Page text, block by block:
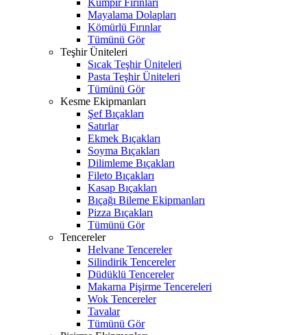
Kumpir Fırınları
Mayalama Dolapları
Kömürlü Fırınlar
Tümünü Gör
Teşhir Üniteleri
Sıcak Teşhir Üniteleri
Pasta Teşhir Üniteleri
Tümünü Gör
Kesme Ekipmanları
Şef Bıçakları
Satırlar
Ekmek Bıçakları
Soyma Bıçakları
Dilimleme Bıçakları
Fileto Bıçakları
Kasap Bıçakları
Bıçağı Bileme Ekipmanları
Pizza Bıçakları
Tümünü Gör
Tencereler
Helvane Tencereler
Silindirik Tencereler
Düdüklü Tencereler
Makarna Pişirme Tencereleri
Wok Tencereler
Tavalar
Tümünü Gör